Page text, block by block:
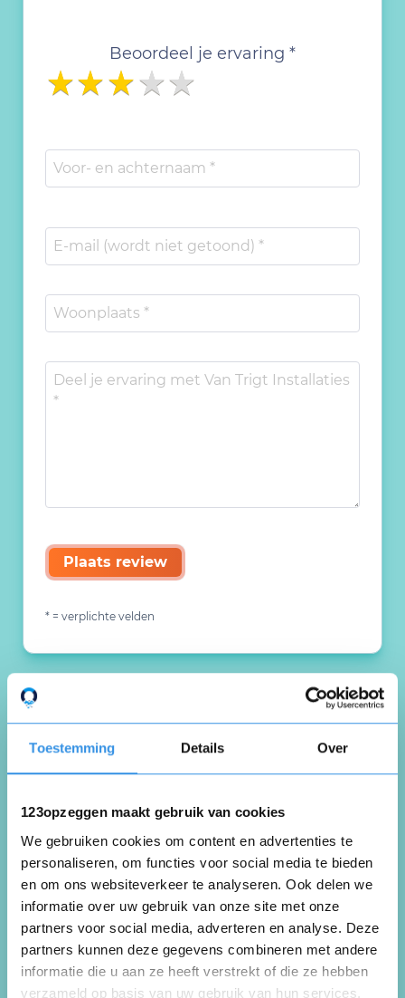
Toestemming Details Over
123opzeggen maakt gebruik van cookies
We gebruiken cookies om content en advertenties te
personaliseren, om functies voor social media te bieden
en om ons websiteverkeer te analyseren. Ook delen we
informatie over uw gebruik van onze site met onze
partners voor social media, adverteren en analyse. Deze
partners kunnen deze gegevens combineren met andere
informatie die u aan ze heeft verstrekt of die ze hebben
verzameld op basis van uw gebruik van hun services.
Beoordeel je ervaring *
Plaats review
* = verplichte velden
Reviews
Wat 6 klanten zeggen over Van Trigt
Installaties
gerrit van teijlingen
Maassluis
3 juni 2024
prima bedrijf altijd goede ervaring mee